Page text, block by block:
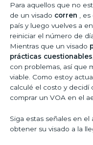
Para aquellos que no
de un visado corren ,
país y luego vuelves a
reiniciar el número de
Mientras que un visado
prácticas
con problemas, así que
viable. Como estoy
calculé el costo y decidí
comprar un VOA en el
Siga estas señales en
obtener su visado a la